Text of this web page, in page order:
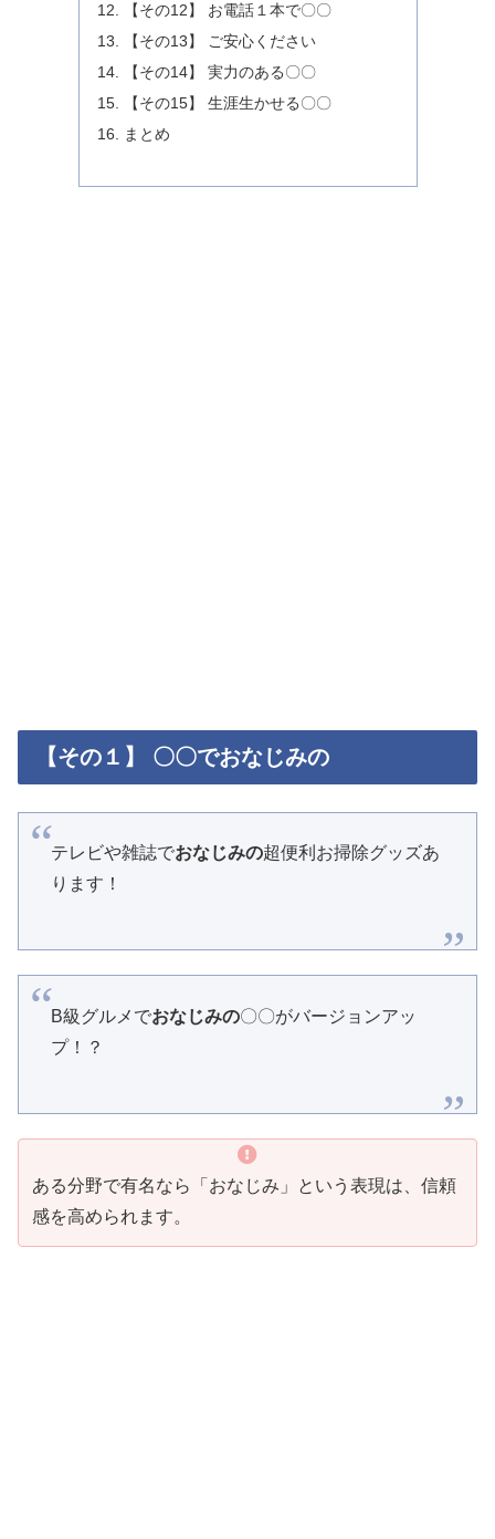
【その12】 お電話１本で〇〇
【その13】 ご安心ください
【その14】 実力のある〇〇
【その15】 生涯生かせる〇〇
まとめ
【その１】 〇〇でおなじみの
テレビや雑誌でおなじみの超便利お掃除グッズあ
ります！
B級グルメでおなじみの〇〇がバージョンアッ
プ！？
ある分野で有名なら「おなじみ」という表現は、信頼
感を高められます。